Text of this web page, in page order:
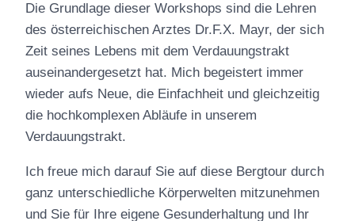
Die Grundlage dieser Workshops sind die Lehren
des österreichischen Arztes Dr.F.X. Mayr, der sich
Zeit seines Lebens mit dem Verdauungstrakt
auseinandergesetzt hat. Mich begeistert immer
wieder aufs Neue, die Einfachheit und gleichzeitig
die hochkomplexen Abläufe in unserem
Verdauungstrakt.
Ich freue mich darauf Sie auf diese Bergtour durch
ganz unterschiedliche Körperwelten mitzunehmen
und Sie für Ihre eigene Gesunderhaltung und Ihr